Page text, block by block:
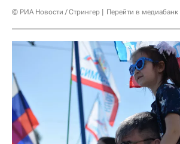
© РИА Новости / Стрингер Перейти в медиабанк